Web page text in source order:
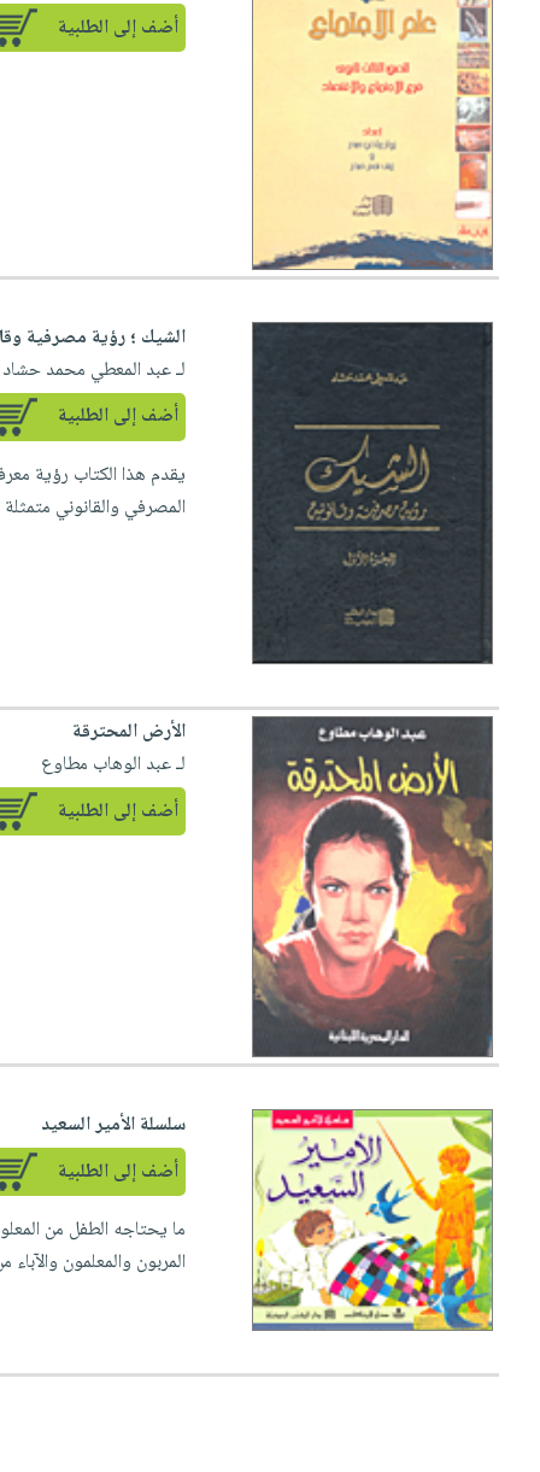
أضف إلى الطلبية
الشيك ؛ رؤية مصرفية
لـ عبد المعطي محمد حشاد
أضف إلى الطلبية
يقدم هذا الكتاب رؤية
المصرفي والقانوني
الأرض المحترقة
لـ عبد الوهاب مطاوع
أضف إلى الطلبية
سلسلة الأمير السعيد
أضف إلى الطلبية
ما يحتاجه الطفل من
المربون والمعلمون